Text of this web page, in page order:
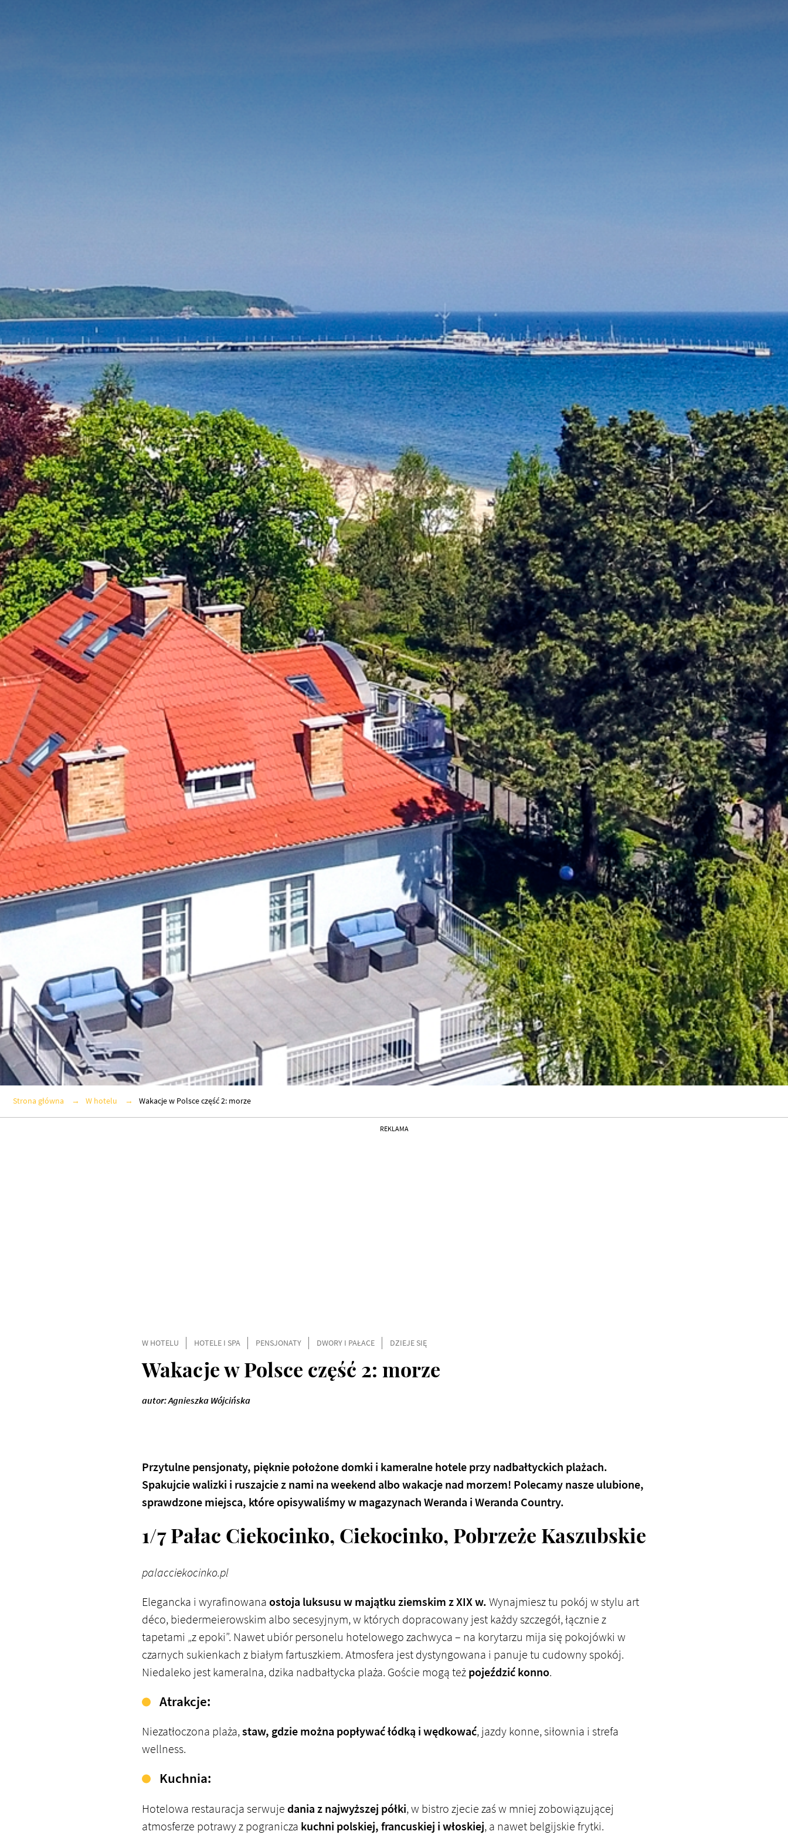
Strona główna W hotelu Wakacje w Polsce część 2: morze
REKLAMA
W HOTELU HOTELE I SPA PENSJONATY DWORY I PAŁACE DZIEJE SIĘ
Wakacje w Polsce część 2: morze
autor: Agnieszka Wójcińska
Przytulne pensjonaty, pięknie położone domki i kameralne hotele przy nadbałtyckich plażach.
Spakujcie walizki i ruszajcie z nami na weekend albo wakacje nad morzem! Polecamy nasze ulubione,
sprawdzone miejsca, które opisywaliśmy w magazynach Weranda i Weranda Country.
1/7 Pałac Ciekocinko, Ciekocinko, Pobrzeże Kaszubskie
palacciekocinko.pl
Elegancka i wyrafinowanaostoja luksusu w majątku ziemskim z XIX w.Wynajmiesz tu pokój w stylu art
déco, biedermeierowskim albo secesyjnym, w których dopracowany jest każdy szczegół, łącznie z
tapetami „z epoki”. Nawet ubiór personelu hotelowego zachwyca – na korytarzu mija się pokojówki w
czarnych sukienkach z białym fartuszkiem. Atmosfera jest dystyngowana i panuje tu cudowny spokój.
Niedaleko jest kameralna, dzika nadbałtycka plaża. Goście mogą teżpojeździć konno.
Atrakcje:
Niezatłoczona plaża,staw, gdzie można popływać łódką i wędkować, jazdy konne, siłownia i strefa
wellness.
Kuchnia:
Hotelowa restauracja serwujedania z najwyższej półki, w bistro zjecie zaś w mniej zobowiązującej
atmosferze potrawy z pogranicza kuchni polskiej, francuskiej i włoskiej, a nawet belgijskie frytki.